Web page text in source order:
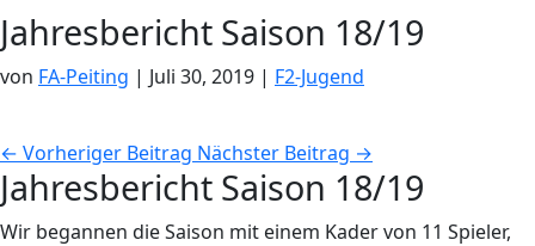
Jahresbericht Saison 18/19
von FA-Peiting | Juli 30, 2019 | F2-Jugend
← Vorheriger Beitrag Nächster Beitrag →
Jahresbericht Saison 18/19
Wir begannen die Saison mit einem Kader von 11 Spieler,